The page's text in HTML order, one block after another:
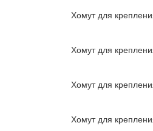
Хомут для
Хомут для
Хомут для
Хомут для